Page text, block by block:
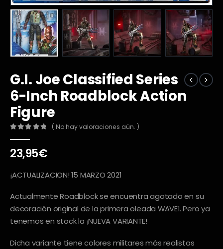
G.I. Joe Classified Series
6-Inch Roadblock Action
Figure
( No hay valoraciones aún. )
23,95€
¡ACTUALIZACION! 15 MARZO 2021
Actualmente Roadblock se encuentra agotado en su
decoración original de la primera oleada WAVE1. Pero ya
tenemos en stock la ¡NUEVA VARIANTE!
Dicha variante tiene colores militares más realistas